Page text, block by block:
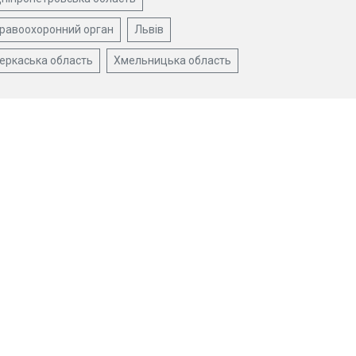
орган Львів
область Хмельницька область